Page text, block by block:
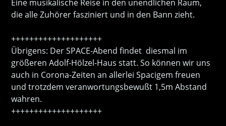
Eine musikalische Reise in den unendlichen Raum,
die alle Zuhörer fasziniert und in den Bann zieht.
++++++++++++++++++++
Übrigens: Der SPACE-Abend findet diesmal im
größeren Adolf-Hölzel-Haus statt. So können wir uns
auch in Corona-Zeiten an allerlei Spacigem freuen
und trotzdem veranwortungsbewußt 1,5m Abstand
wahren.
++++++++++++++++++++